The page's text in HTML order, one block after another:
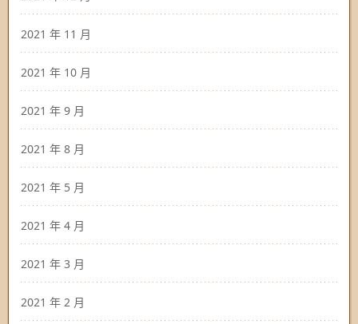
2021 年 11 月
2021 年 10 月
2021 年 9 月
2021 年 8 月
2021 年 5 月
2021 年 4 月
2021 年 3 月
2021 年 2 月